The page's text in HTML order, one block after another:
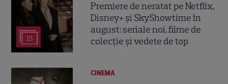
15
Premiere de neratat pe Netflix,
Disney+ și SkyShowtime în
august: seriale noi, filme de
colecție și vedete de top
CINEMA